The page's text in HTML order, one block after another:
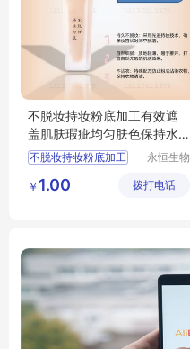
不脱妆持妆粉底加工有效遮
盖肌肤瑕疵均匀肤色保持水
润
不脱妆持妆粉底加工
均匀肤色不脱妆持妆粉底加工
永恒生物
（广州）
￥ 1.00 拨打电话